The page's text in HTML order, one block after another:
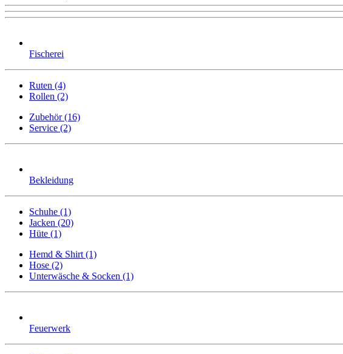
Fischerei
Ruten (4)
Rollen (2)
Zubehör (16)
Service (2)
Bekleidung
Schuhe (1)
Jacken (20)
Hüte (1)
Hemd & Shirt (1)
Hose (2)
Unterwäsche & Socken (1)
Feuerwerk